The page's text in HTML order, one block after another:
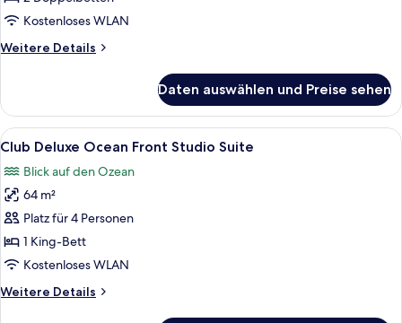
Double
Kostenloses WLAN
Weitere Details
Weitere
View
Master
Double
Daten auswählen und Preise sehen
Alle
Fotos
für
Club
Deluxe
Ocean
Front
Suite
Ein modernes Hotelzimmer mit
8
Club Deluxe Ocean Front Studio Suite
Blick auf den Ozean
64 m²
Platz für 4 Personen
1 King-Bett
Kostenloses WLAN
Weitere Details
Weitere